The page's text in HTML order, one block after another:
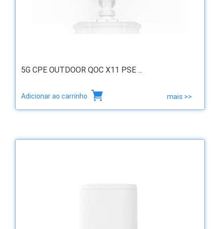
5G CPE OUTDOOR QOC X11 PSE ...
Adicionar ao carrinho mais >>